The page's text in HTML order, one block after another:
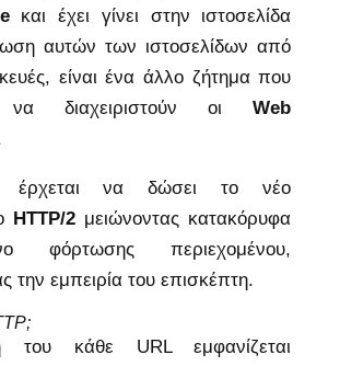
και έχει γίνει στην ιστοσελίδα
αυτών των ιστοσελίδων από
είναι ένα άλλο ζήτημα που
να διαχειριστούν οιWeb
έρχεται να δώσει το νέο
HTTP/2 μειώνοντας κατακόρυφα
φόρτωσης περιεχομένου,
την εμπειρία του επισκέπτη.
του κάθε URL εμφανίζεται